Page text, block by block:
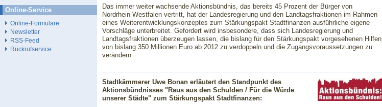
Das immer weiter wachsende Aktionsbündnis, das bereits 45 Prozent der Bürger von
Nordrhein-Westfalen vertritt, hat der Landesregierung und den Landtagsfraktionen im Rahmen
eines Weiterentwicklungskonzeptes zum Stärkungspakt Stadtfinanzen ausführliche eigene
Vorschläge unterbreitet. Gefordert wird insbesondere, dass sich Landesregierung und
Landtagsfraktionen überzeugen lassen, die bislang für den Stärkungspakt vorgesehenen Hilfen
von bislang 350 Millionen Euro ab 2012 zu verdoppeln und die Zugangsvoraussetzungen zu
verändern.
Stadtkämmerer Uwe Bonan erläutert den Standpunkt des
Aktionsbündnisses "Raus aus den Schulden / Für die Würde
unserer Städte" zum Stärkungspakt Stadtfinanzen:
Online-Service
Online-Formulare
Newsletter
RSS-Feed
Rückrufservice